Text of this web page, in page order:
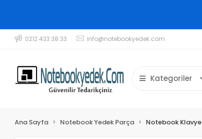
0212 433 38 33 info@notebookyedek.com
Kategoriler
Ana Sayfa Notebook Yedek Parça Notebook Klavye